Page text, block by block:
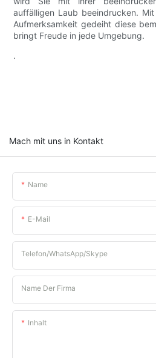
auffälligen Laub beeindrucken.
Aufmerksamkeit gedeiht diese
bringt Freude in jede Umgebung.
.
Mach mit uns in Kontakt
Name
E-Mail
Telefon/WhatsApp/Skype
Name Der Firma
Inhalt